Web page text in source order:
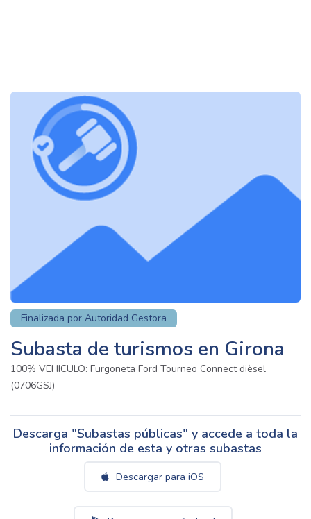
Finalizada por Autoridad Gestora
Subasta de turismos en Girona
100% VEHICULO: Furgoneta Ford Tourneo Connect dièsel
(0706GSJ)
Descarga "Subastas públicas" y accede a toda la
información de esta y otras subastas
Descargar para iOS